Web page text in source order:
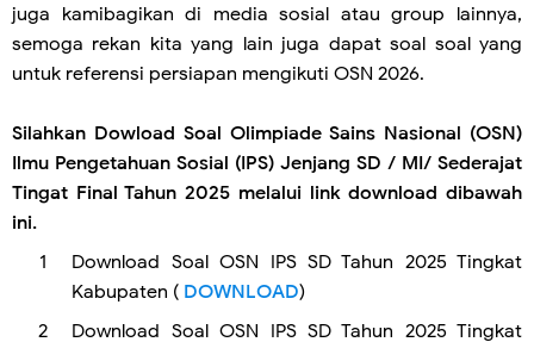
juga kamibagikan di media sosial atau group lainnya,
semoga rekan kita yang lain juga dapat soal soal yang
untuk referensi persiapan mengikuti OSN 2026.
Silahkan Dowload Soal Olimpiade Sains Nasional (OSN)
Ilmu Pengetahuan Sosial (IPS) Jenjang SD / MI/ Sederajat
Tingat Final Tahun 2025 melalui link download dibawah
ini.
Download Soal OSN IPS SD Tahun 2025 Tingkat
Kabupaten ( DOWNLOAD)
Download Soal OSN IPS SD Tahun 2025 Tingkat